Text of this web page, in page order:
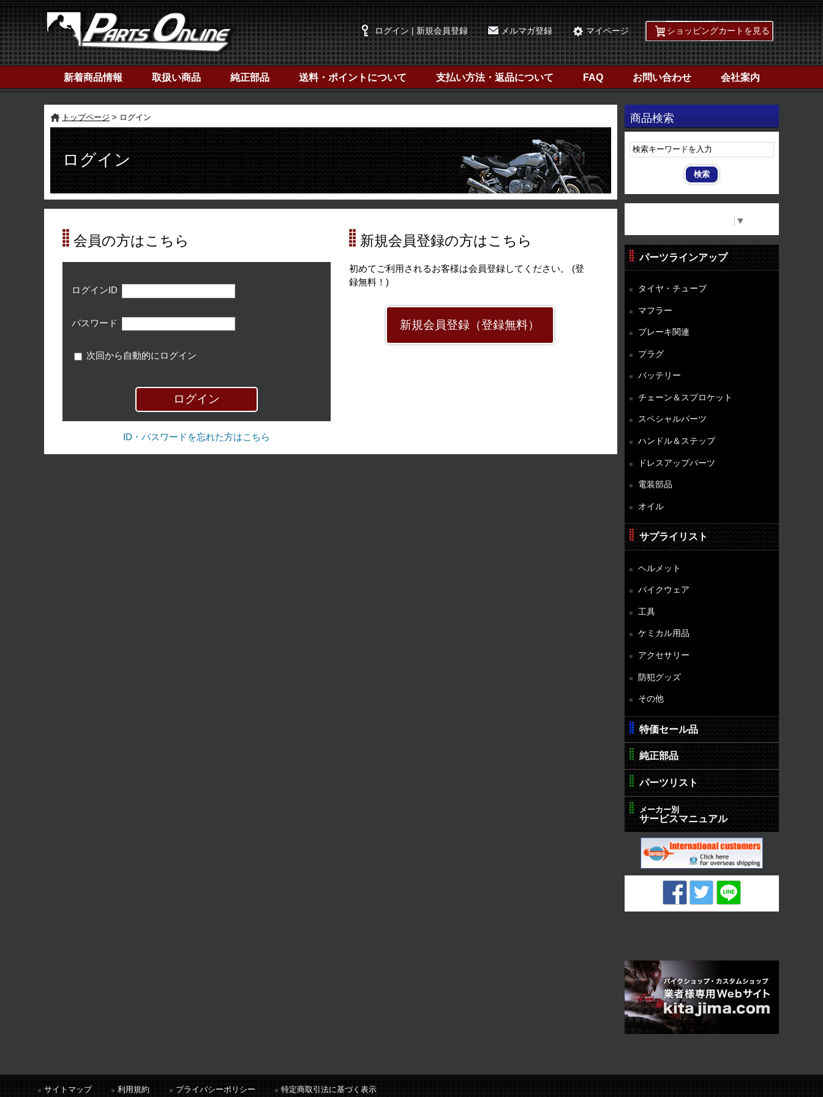
ログイン | 新規会員登録 メルマガ登録 マイページ ショッピングカートを見る
新着商品情報 取扱い商品 純正部品 送料・ポイントについて 支払い方法・返品について FAQ お問い合わせ 会社案内
商品検索
▼
トップページ ログイン
ログイン
会員の方はこちら
ログインID
パスワード
次回から自動的にログイン
ID・パスワードを忘れた方はこちら
新規会員登録の方はこちら
初めてご利用されるお客様は会員登録してください。 (登
録無料！)
新規会員登録（登録無料）
パーツラインアップ
タイヤ・チューブ
マフラー
ブレーキ関連
プラグ
バッテリー
チェーン＆スプロケット
スペシャルパーツ
ハンドル＆ステップ
ドレスアップパーツ
電装部品
オイル
サプライリスト
ヘルメット
バイクウェア
工具
ケミカル用品
アクセサリー
防犯グッズ
その他
特価セール品
純正部品
パーツリスト
メーカー別
サービスマニュアル
サイトマップ 利用規約 プライバシーポリシー 特定商取引法に基づく表示